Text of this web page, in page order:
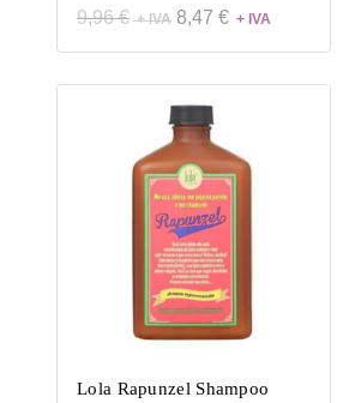
0
de
9,96€ 8,47 €
Lola Rapunzel Shampoo